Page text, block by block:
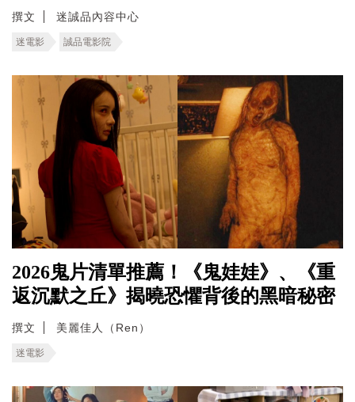
撰文 迷誠品內容中心
迷電影 誠品電影院
2026鬼片清單推薦！《鬼娃娃》、《重
返沉默之丘》揭曉恐懼背後的黑暗秘密
撰文 美麗佳人（Ren）
迷電影